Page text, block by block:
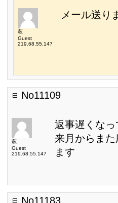
萩
Guest
219.68.55.147
メール送り
No11109
萩
Guest
219.68.55.147
返事遅くなっ
来月からま
ます
No11183